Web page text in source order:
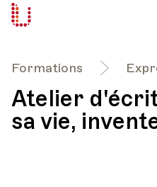
Formations
Atelier
sa vie,